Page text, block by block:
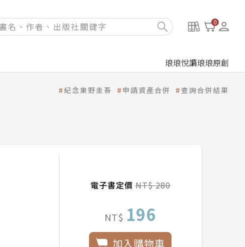
0
琅琅悅讀琅琅原創
紀念東野圭吾 申請資產合併 查詢合併結果
電子書定價NT$ 280
NT$ 196
加入購物車